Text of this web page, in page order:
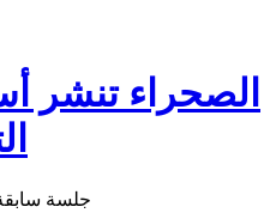
الصحراء تنشر